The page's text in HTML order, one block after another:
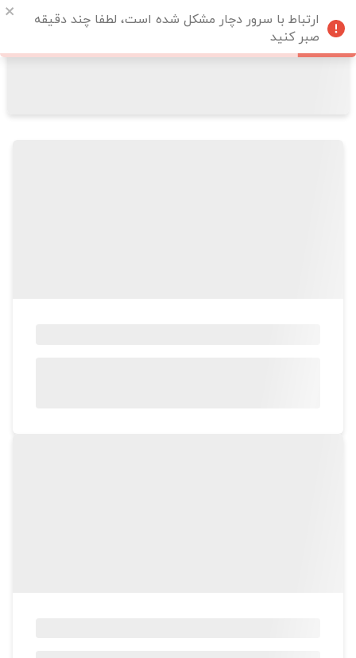
ارتباط با سرور دچار مشکل شده است، لطفا چند دقیقه
صبر کنید